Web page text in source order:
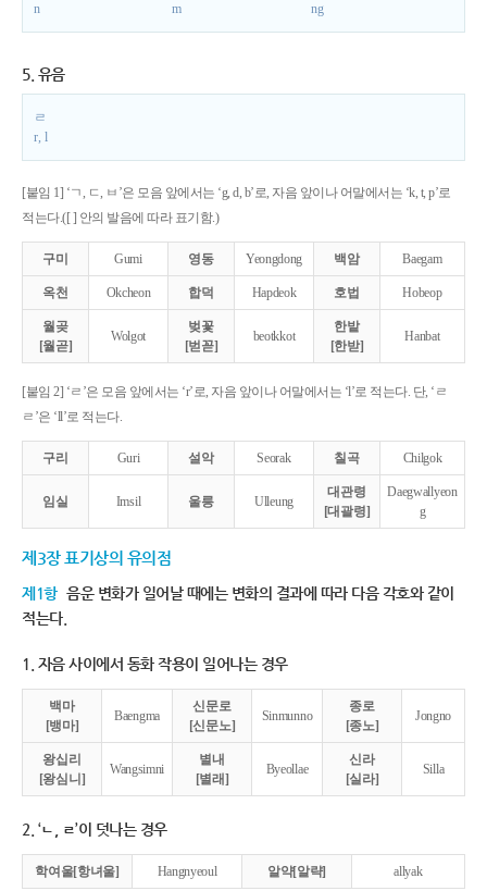
n
m
ng
5. 유음
ㄹ
r, l
[붙임 1] ‘ㄱ, ㄷ, ㅂ’은 모음 앞에서는 ‘g, d, b’로, 자음 앞이나 어말에서는 ‘k, t, p’로
적는다.([ ] 안의 발음에 따라 표기함.)
구미 Gumi 영동 Yeongdong 백암 Baegam
옥천 Okcheon 합덕 Hapdeok 호법 Hobeop
월곶
[월곧]
Wolgot
벚꽃
[벋꼳]
beotkkot
한밭
[한받]
Hanbat
[붙임 2] ‘ㄹ’은 모음 앞에서는 ‘r’로, 자음 앞이나 어말에서는 ‘l’로 적는다. 단, ‘ㄹ
ㄹ’은 ‘ll’로 적는다.
구리 Guri 설악 Seorak 칠곡 Chilgok
임실 Imsil 울릉 Ulleung
대관령
[대괄령]
Daegwallyeon
g
제3장 표기상의 유의점
제1항 음운 변화가 일어날 때에는 변화의 결과에 따라 다음 각호와 같이
적는다.
1. 자음 사이에서 동화 작용이 일어나는 경우
백마
[뱅마]
Baengma
신문로
[신문노]
Sinmunno
종로
[종노]
Jongno
왕십리
[왕심니]
Wangsimni
별내
[별래]
Byeollae
신라
[실라]
Silla
2. ‘ㄴ, ㄹ’이 덧나는 경우
학여울[항녀울] Hangnyeoul 알약[알략] allyak